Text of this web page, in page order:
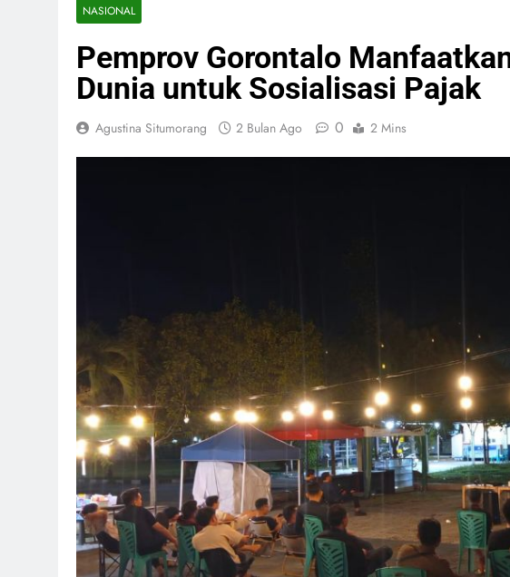
NASIONAL
Pemprov Gorontalo
Dunia untuk Sosialisasi Pajak
Agustina Situmorang 2 Bulan Ago 0 2 Mins